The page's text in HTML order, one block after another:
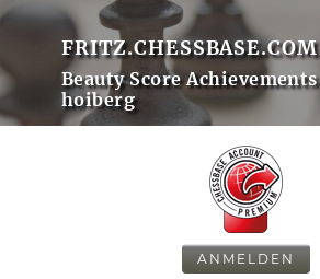
FRITZ.CHESSBASE.COM
Beauty Score
hoiberg
ANMELDEN